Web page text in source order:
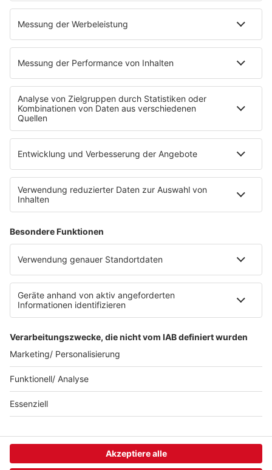
00:00 00:45
Im Harzer Roller steckt ziemlich viel drin: Proteine, Vitamine, aber
vor allem viel Niedersachsen
Teilt diese Seite mit euren Freunden
Über ffn Werbung Jobs
FAQ
Folgt uns in den Sozialen Netzwerken